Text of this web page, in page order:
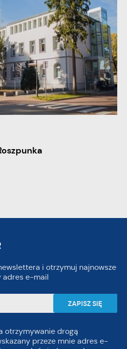
i otrzymuj najnowsze
adres e-mail
otrzymywanie drogą
przeze mnie adres e-